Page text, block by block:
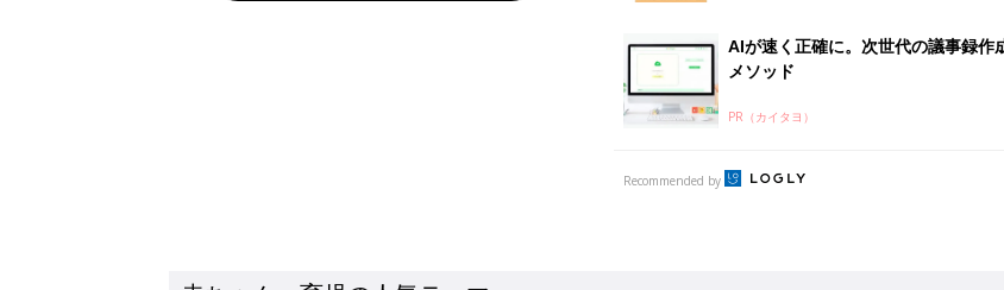
授乳の悩みや初めての離乳食作りに役立つ
子育てとお金
妊娠・出産・育児にかかる費用やもらえる補助
金・助成金を解説